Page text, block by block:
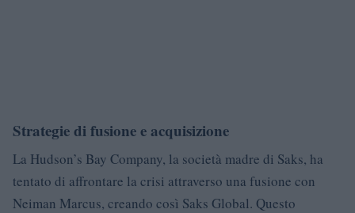
Strategie di fusione e acquisizione
La Hudson’s Bay Company, la società madre di Saks, ha
tentato di affrontare la crisi attraverso una fusione con
Neiman Marcus, creando così Saks Global. Questo